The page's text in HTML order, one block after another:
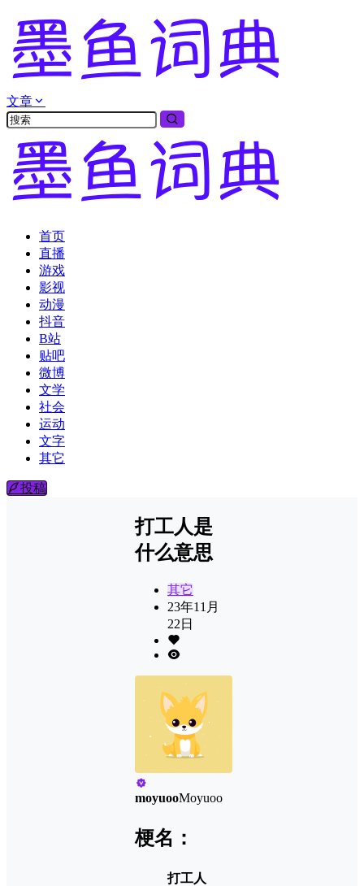
文章
首页
直播
游戏
影视
动漫
抖音
B站
贴吧
微博
文学
社会
运动
文字
其它
投稿
打工人是
什么意思
其它
23年11月
22日
moyuooMoyuoo
梗名：
打工人